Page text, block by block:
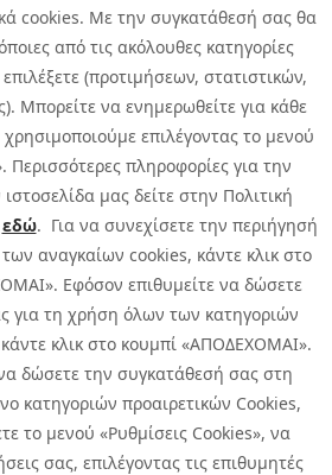
cookies. Με την συγκατάθεσή σας θα
από τις ακόλουθες κατηγορίες
(προτιμήσεων, στατιστικών,
Μπορείτε να ενημερωθείτε για κάθε
επιλέγοντας το μενού
Περισσότερες πληροφορίες για την
μας δείτε στην Πολιτική
εδώ. Για να συνεχίσετε την περιήγησή
αναγκαίων cookies, κάντε κλικ στο
Εφόσον επιθυμείτε να δώσετε
για τη χρήση όλων των κατηγοριών
κλικ στο κουμπί «ΑΠΟΔΕΧΟΜΑΙ».
δώσετε την συγκατάθεσή σας στη
κατηγοριών προαιρετικών Cookies,
το μενού «Ρυθμίσεις Cookies», να
σας, επιλέγοντας τις επιθυμητές